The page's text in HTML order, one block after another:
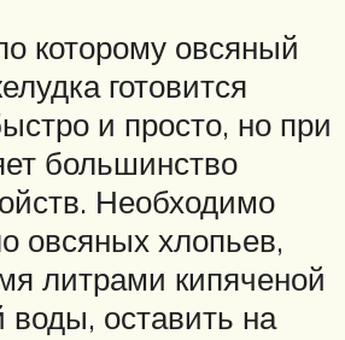
которому овсяный
готовится
и просто, но при
большинство
Необходимо
овсяных хлопьев,
литрами кипяченой
воды, оставить на